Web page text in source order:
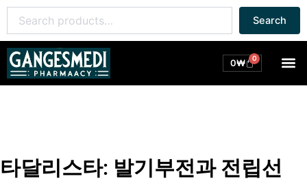
콘
츠
너
for:
Search
0₩ 0
Cart
타달리스타: 발기부전과 전립선